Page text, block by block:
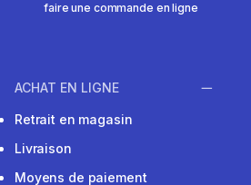
faire une commande en ligne
ACHAT EN LIGNE
Retrait en magasin
Livraison
Moyens de paiement